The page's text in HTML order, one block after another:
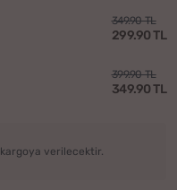
349.90 TL
299.90 TL
399.90 TL
349.90 TL
kargoya verilecektir.